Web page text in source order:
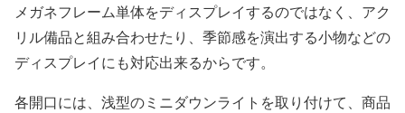
メガネフレーム単体をディスプレイするのではなく、アク
リル備品と組み合わせたり、季節感を演出する小物などの
ディスプレイにも対応出来るからです。
各開口には、浅型のミニダウンライトを取り付けて、商品